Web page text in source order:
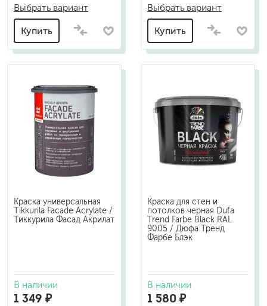
Выбрать вариант
Купить
Выбрать вариант
Купить
Краска универсальная
Tikkurila Facade Acrylate /
Тиккурила Фасад Акрилат
В наличии
1 349 ₽
Краска для стен и
потолков черная Dufa
Trend Farbe Black RAL
9005 / Дюфа Тренд
Фарбе Блэк
В наличии
1 580 ₽